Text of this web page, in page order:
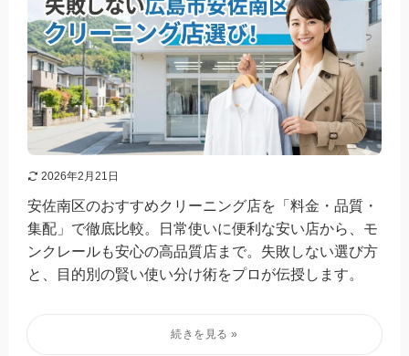
2026年2月21日
安佐南区のおすすめクリーニング店を「料金・品質・
集配」で徹底比較。日常使いに便利な安い店から、モ
ンクレールも安心の高品質店まで。失敗しない選び方
と、目的別の賢い使い分け術をプロが伝授します。